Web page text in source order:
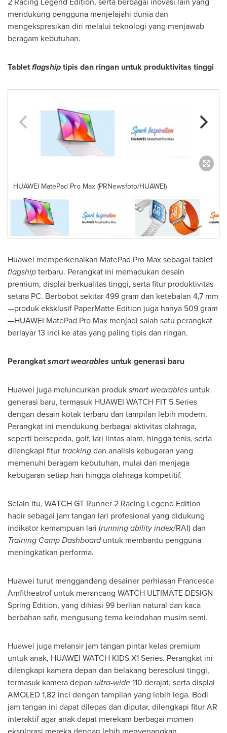
mendukung pengguna menjelajahi dunia dan
mengekspresikan diri melalui teknologi yang menjawab
beragam kebutuhan.
Tabletflagshiptipis dan ringan untuk produktivitas tinggi
HUAWEI MatePad Pro Max (PRNewsfoto/HUAWEI)
Huawei memperkenalkan MatePad Pro Max sebagai tablet
flagshipterbaru. Perangkat ini memadukan desain
premium, displai berkualitas tinggi, serta fitur produktivitas
setara PC. Berbobot sekitar 499 gram dan ketebalan 4,7 mm
—produk eksklusif PaperMatte Edition juga hanya 509 gram
—HUAWEI MatePad Pro Max menjadi salah satu perangkat
berlayar 13 inci ke atas yang paling tipis dan ringan.
Perangkatsmart wearables untuk generasi baru
Huawei juga meluncurkan produksmart wearables untuk
generasi baru, termasuk HUAWEI WATCH FIT 5 Series
dengan desain kotak terbaru dan tampilan lebih modern.
Perangkat ini mendukung berbagai aktivitas olahraga,
seperti bersepeda, golf, lari lintas alam, hingga tenis, serta
dilengkapi fitur trackingdan analisis kebugaran yang
memenuhi beragam kebutuhan, mulai dari menjaga
kebugaran setiap hari hingga olahraga kompetitif.
Selain itu, WATCH GT Runner 2 Racing Legend Edition
hadir sebagai jam tangan lari profesional yang didukung
indikator kemampuan lari (running ability index/RAI) dan
Training Camp Dashboarduntuk membantu pengguna
meningkatkan performa.
Huawei turut menggandeng desainer perhiasan Francesca
Amfitheatrof untuk merancang WATCH ULTIMATE DESIGN
Spring Edition, yang dihiasi 99 berlian natural dan kaca
berbahan safir, mengusung tema keindahan musim semi.
Huawei juga melansir jam tangan pintar kelas premium
untuk anak, HUAWEI WATCH KIDS X1 Series. Perangkat ini
dilengkapi kamera depan dan belakang beresolusi tinggi,
termasuk kamera depan ultra-wide110 derajat, serta displai
AMOLED 1,82 inci dengan tampilan yang lebih lega. Bodi
jam tangan ini dapat dilepas dan diputar, dilengkapi fitur AR
interaktif agar anak dapat merekam berbagai momen